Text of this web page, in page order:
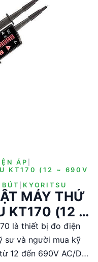
ÁP
KT170 (12 ~ 690V
KYORITSU
MÁY THỬ
KT170 (12 ~
là thiết bị đo điện
sư và người mua kỹ
12 đến 690V AC/DC,